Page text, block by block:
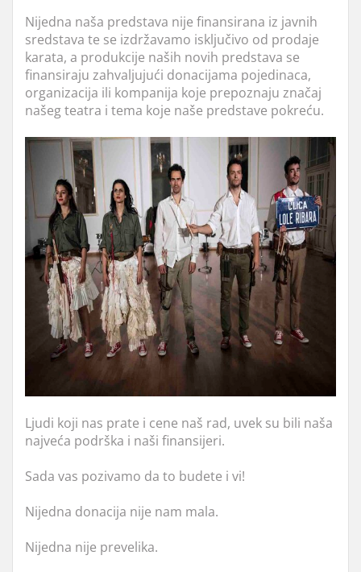
Nijedna naša predstava nije finansirana iz javnih
sredstava te se izdržavamo isključivo od prodaje
karata, a produkcije naših novih predstava se
finansiraju zahvaljujući donacijama pojedinaca,
organizacija ili kompanija koje prepoznaju značaj
našeg teatra i tema koje naše predstave pokreću.
Ljudi koji nas prate i cene naš rad, uvek su bili naša
najveća podrška i naši finansijeri.
Sada vas pozivamo da to budete i vi!
Nijedna donacija nije nam mala.
Nijedna nije prevelika.